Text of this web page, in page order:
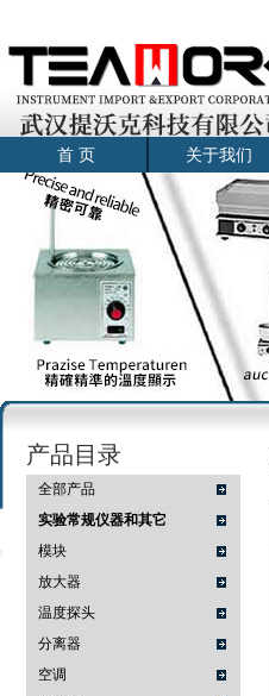
武汉提沃克科技有限公司
首 页 关于我们
产品目录
全部产品
实验常规仪器和其它
模块
放大器
温度探头
分离器
空调